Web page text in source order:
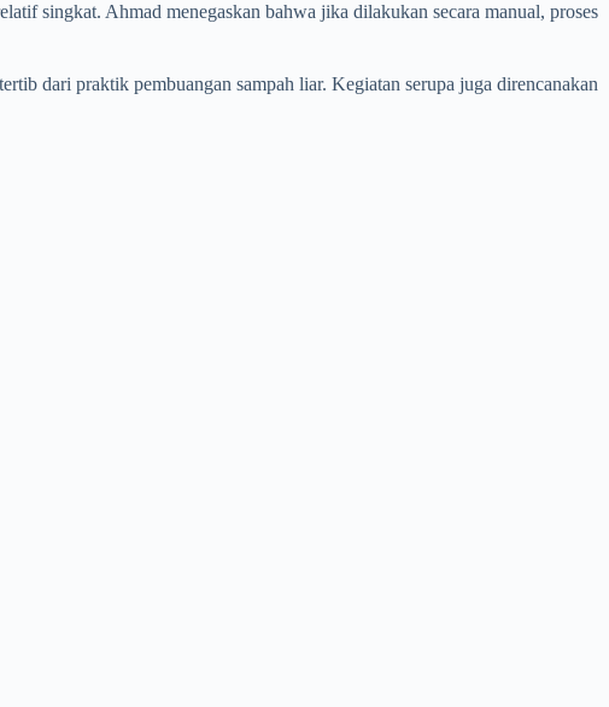
singkat. Ahmad menegaskan bahwa jika dilakukan secara manual, proses
dari praktik pembuangan sampah liar. Kegiatan serupa juga direncanakan